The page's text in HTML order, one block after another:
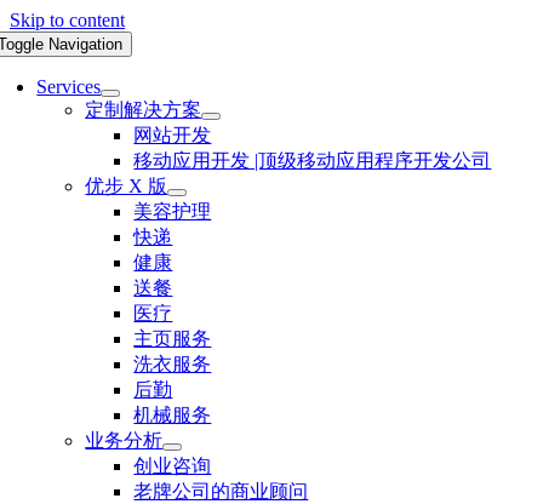
Skip to content
Navigation
Services
定制解决方案
网站开发
移动应用开发 |顶级移动应用程序开发公司
优步 X 版
美容护理
快递
健康
送餐
医疗
主页服务
洗衣服务
后勤
机械服务
业务分析
创业咨询
老牌公司的商业顾问